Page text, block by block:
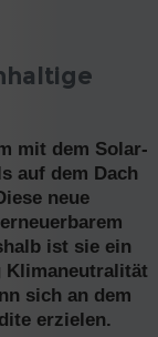
mit dem Solar-
auf dem Dach
neue
ist sie ein
sich an dem
erzielen.